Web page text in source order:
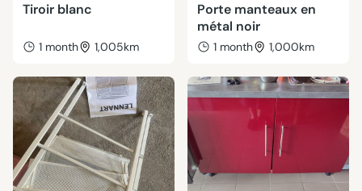
Tiroir blanc
1 month 1,005km
Porte manteaux en
métal noir
1 month 1,000km